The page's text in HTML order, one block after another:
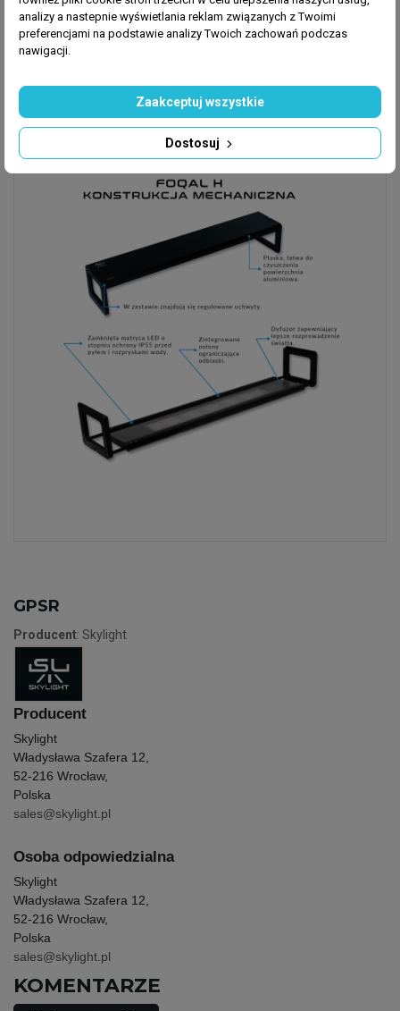
Charakteryzuje się wysoką wydajnością świetlną przy
niskim zużyciu energii. Dzięki regulowanej
precyzyjnie dostosować światło do potrzeb roślin i
estetyki zbiornika. Wysoka klasa wodoodporności
(IP55) zapewnia bezpieczeństwo użytkowania w
wilgotnym środowisku akwarium.
GPSR
Producent: Skylight
Producent
Skylight
Władysława Szafera 12,
52-216 Wrocław,
Polska
sales@skylight.pl
Osoba odpowiedzialna
Skylight
Władysława Szafera 12,
52-216 Wrocław,
Polska
sales@skylight.pl
KOMENTARZE
analizy a nastepnie wyświetlania reklam związanych z Twoimi
preferencjami na podstawie analizy Twoich zachowań podczas
nawigacji.
Dostosuj
Zaakceptuj wszystkie